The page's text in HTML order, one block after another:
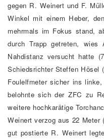
gegen R. Weinert und F.
Winkel mit einem Heber,
mehrmals im Fokus stand,
durch Trapp getreten,
Nahdistanz versucht hatte
Schiedsrichter Steffen Hösel
Foulelfmeter sicher ins
belohnte sich der ZFC zu
weitere hochkarätige
Weinert verzog aus 22
gut postierte R. Weinert